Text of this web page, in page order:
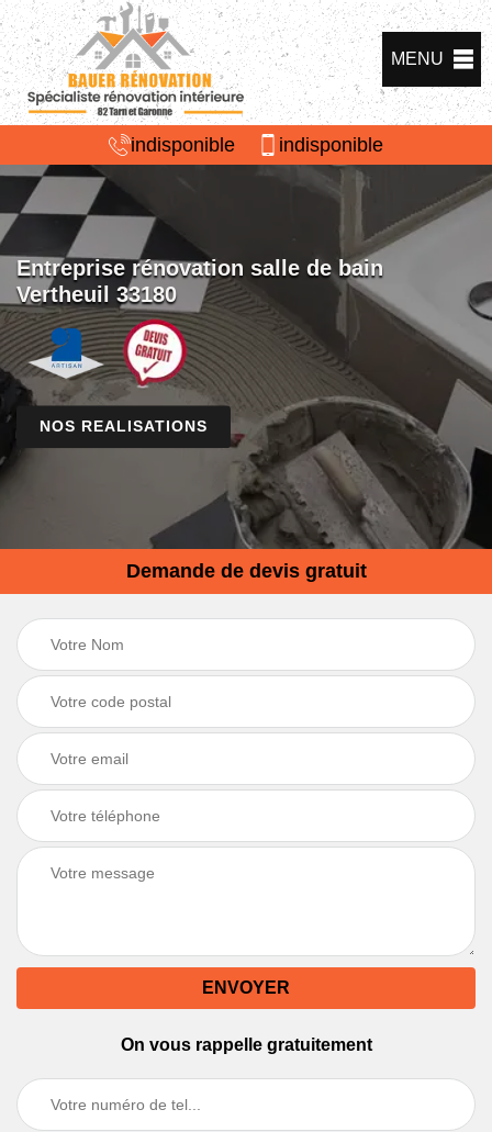
MENU
indisponible indisponible
Entreprise rénovation salle de bain
Vertheuil 33180
NOS REALISATIONS
Demande de devis gratuit
On vous rappelle gratuitement